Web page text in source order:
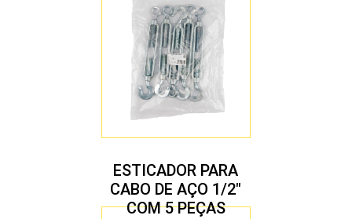
ESTICADOR PARA
CABO DE AÇO 1/2″
COM 5 PEÇAS